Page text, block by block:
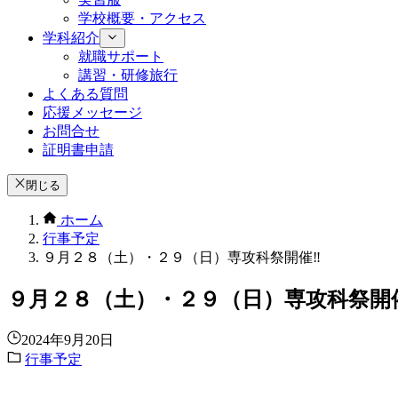
学校概要・アクセス
学科紹介
就職サポート
講習・研修旅行
よくある質問
応援メッセージ
お問合せ
証明書申請
閉じる
ホーム
行事予定
９月２８（土）・２９（日）専攻科祭開催‼
９月２８（土）・２９（日）専攻科祭開
2024年9月20日
行事予定